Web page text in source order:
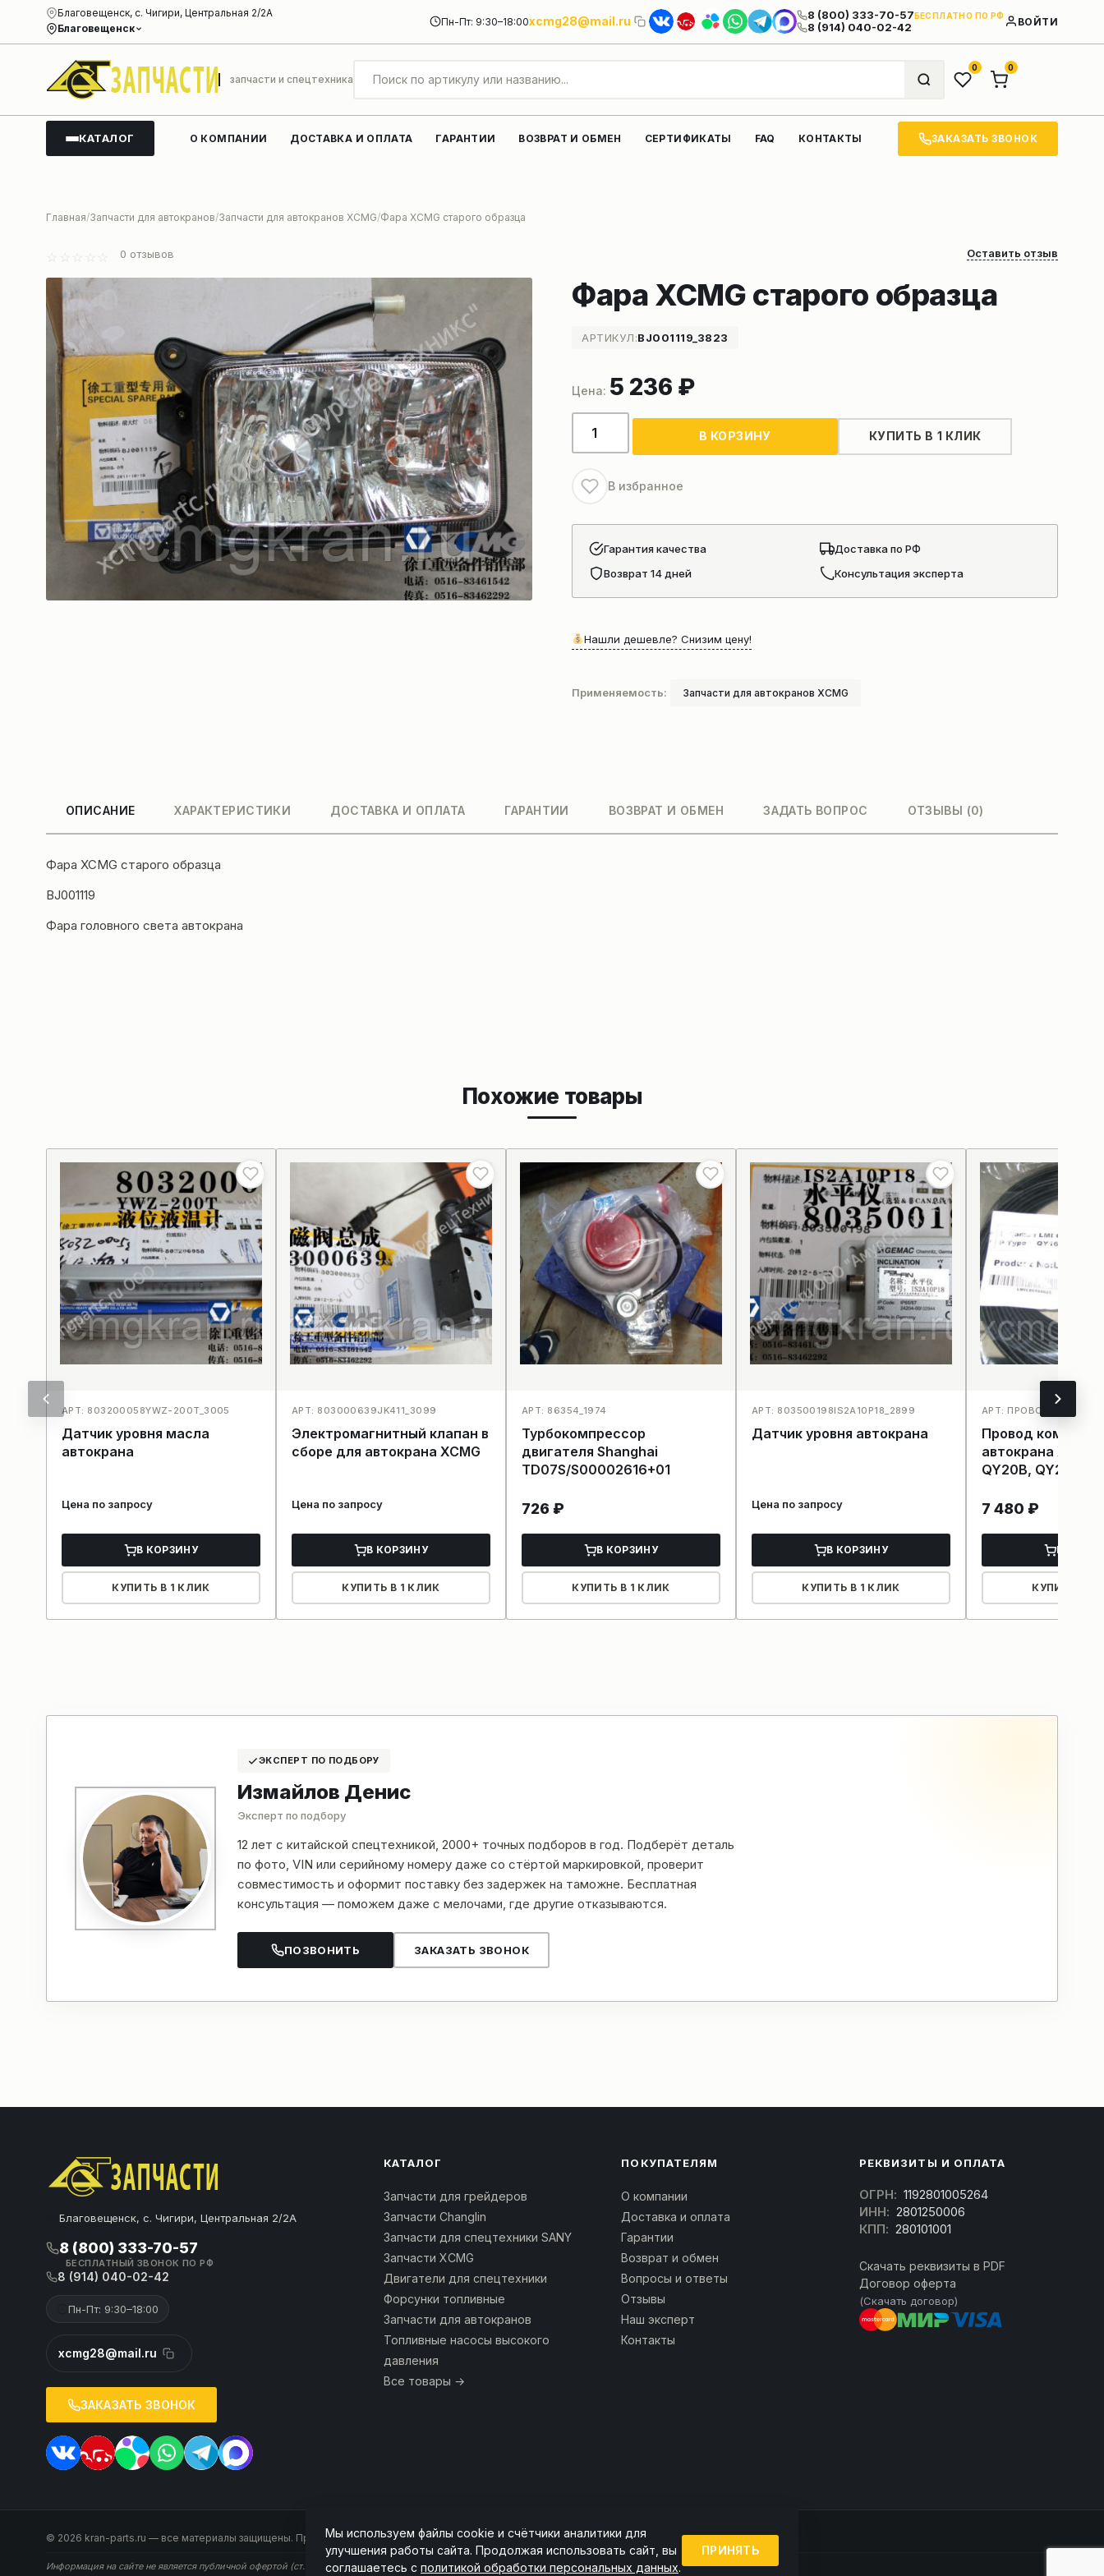
Благовещенск
Благовещенск, с. Чигири, Центральная 2/2А
Пн-Пт: 9:30–18:00xcmg28@mail.ru 8 (800) 333-70-57БЕСПЛАТНО ПО РФ
8 (914) 040-02-42 ВОЙТИ
запчасти и спецтехника
0 0
КАТАЛОГ О КОМПАНИИ ДОСТАВКА И ОПЛАТА ГАРАНТИИ ВОЗВРАТ И ОБМЕН СЕРТИФИКАТЫ FAQ КОНТАКТЫ ЗАКАЗАТЬ ЗВОНОК
Главная Запчасти для автокранов Запчасти для автокранов XCMG Фара XCMG старого образца
0 отзывов Оставить отзыв
Фара XCMG старого образца
АРТИКУЛ:BJ001119_3823
5 236 ₽
Количество
товара
XCMG
старого
образца
В КОРЗИНУ КУПИТЬ В 1 КЛИК
В избранное
Гарантия качества
Доставка по РФ
Возврат 14 дней
Консультация эксперта
Нашли дешевле? Снизим цену!
Применяемость: Запчасти для автокранов XCMG
ОПИСАНИЕ ХАРАКТЕРИСТИКИ ДОСТАВКА И ОПЛАТА ГАРАНТИИ ВОЗВРАТ И ОБМЕН ЗАДАТЬ ВОПРОС ОТЗЫВЫ (0)
Фара XCMG старого образца
BJ001119
Фара головного света автокрана
Похожие товары
АРТ: 803200058YWZ-200T_3005
Датчик уровня масла
автокрана
Цена по запросу
В КОРЗИНУ
КУПИТЬ В 1 КЛИК
АРТ: 803000639JK411_3099
Электромагнитный клапан в
сборе для автокрана XCMG
Цена по запросу
В КОРЗИНУ
КУПИТЬ В 1 КЛИК
АРТ: 86354_1974
Турбокомпрессор
двигателя Shanghai
TD07S/S00002616+01
726 ₽
В КОРЗИНУ
КУПИТЬ В 1 КЛИК
АРТ: 803500198IS2A10P18_2899
Датчик уровня автокрана
Цена по запросу
В КОРЗИНУ
КУПИТЬ В 1 КЛИК
АРТ: ПРОВОД
Провод
автокрана XCMG
QY20B, QY25K
7 480 ₽
В
КУПИТЬ В 1
ЭКСПЕРТ ПО ПОДБОРУ
Измайлов Денис
Эксперт по подбору
12 лет с китайской спецтехникой, 2000+ точных подборов в год. Подберёт деталь
по фото, VIN или серийному номеру даже со стёртой маркировкой, проверит
совместимость и оформит поставку без задержек на таможне. Бесплатная
консультация — поможем даже с мелочами, где другие отказываются.
ПОЗВОНИТЬ ЗАКАЗАТЬ ЗВОНОК
Благовещенск, с. Чигири, Центральная 2/2А
8 (800) 333-70-57
БЕСПЛАТНЫЙ ЗВОНОК ПО РФ
8 (914) 040-02-42
Пн-Пт: 9:30–18:00
xcmg28@mail.ru
ЗАКАЗАТЬ ЗВОНОК
КАТАЛОГ
Запчасти для грейдеров
Запчасти Changlin
Запчасти для спецтехники SANY
Запчасти XCMG
Двигатели для спецтехники
Форсунки топливные
Запчасти для автокранов
Топливные насосы высокого
давления
Все товары →
ПОКУПАТЕЛЯМ
О компании
Доставка и оплата
Гарантии
Возврат и обмен
Вопросы и ответы
Отзывы
Наш эксперт
Контакты
РЕКВИЗИТЫ И ОПЛАТА
ОГРН: 1192801005264
ИНН: 2801250006
КПП: 280101001
Скачать реквизиты в PDF
Договор оферта
(Скачать договор)
© 2026 kran-parts.ru — все материалы защищены. При копировании ссылка на источник обязательна.
Информация на сайте не является публичной офертой (ст. 437 ГК РФ). Точную стоимость и наличие уточняйте у менеджера.
Мы используем файлы cookie и счётчики аналитики для
улучшения работы сайта. Продолжая использовать сайт, вы
соглашаетесь с политикой обработки персональных данных.
ПРИНЯТЬ